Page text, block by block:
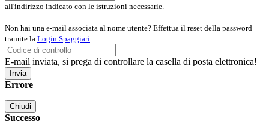
all'indirizzo indicato con le istruzioni necessarie.
Non hai una e-mail associata al nome utente? Effettua il reset della password
tramite la Login Spaggiari
E-mail inviata, si prega di controllare la casella di posta elettronica!
Errore
Chiudi
Successo